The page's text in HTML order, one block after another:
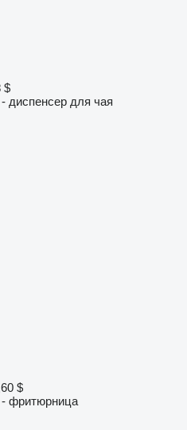
$
диспенсер для чая
$
фритюрница